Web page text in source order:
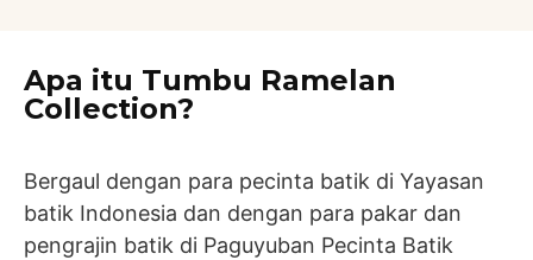
Apa itu Tumbu Ramelan
Collection?
Bergaul dengan para pecinta batik di Yayasan
batik Indonesia dan dengan para pakar dan
pengrajin batik di Paguyuban Pecinta Batik